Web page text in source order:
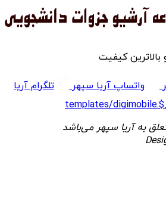
کیفیت
واتساپ آریا سپهر
تلگرام آریا
templates/
به آریا سپهر می‌باشد